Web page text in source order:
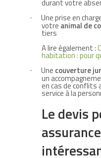
durant votre
· Une prise en
votre animal de
tiers
A lire également :
habitation : pour
· Une couverture
un
en cas de conflits
service à la
Le devis